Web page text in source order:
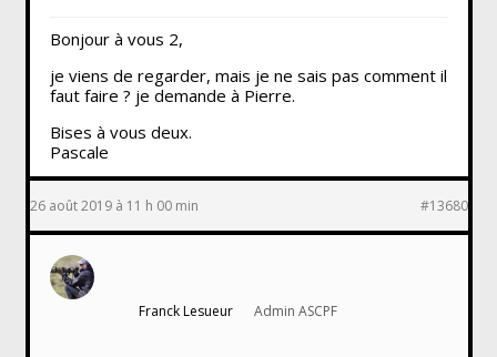
Bonjour à vous 2,
je viens de regarder, mais je ne sais pas comment il
faut faire ? je demande à Pierre.
Bises à vous deux.
Pascale
26 août 2019 à 11 h 00 min #13680
Franck Lesueur Admin ASCPF